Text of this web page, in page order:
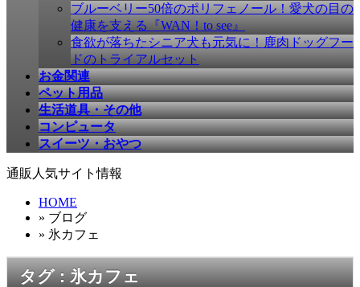
ブルーベリー50倍のポリフェノール！愛犬の目の
健康を支える『WAN！to see』
食欲が落ちたシニア犬も元気に！鹿肉ドッグフー
ドのトライアルセット
お金関連
ペット用品
生活道具・その他
コンピュータ
スイーツ・おやつ
通販人気サイト情報
HOME
» ブログ
» 氷カフェ
タグ : 氷カフェ